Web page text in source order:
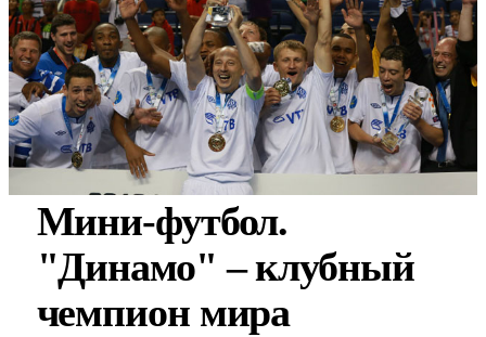
Мини-футбол.
"Динамо" – клубный
чемпион мира